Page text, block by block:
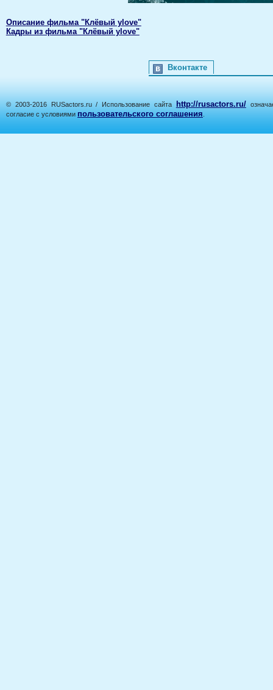
Описание фильма "Клёвый уlove"
Кадры из фильма "Клёвый уlove"
Вконтакте
© 2003-2016 RUSactors.ru / Использование сайта http://rusactors.ru/
согласие с условиями пользовательского соглашения